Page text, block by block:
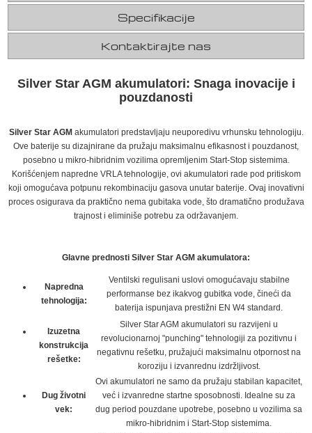
Specifikacije
Kontaktirajte nas
Silver Star AGM akumulatori: Snaga inovacije i
pouzdanosti
Silver Star AGM akumulatori predstavljaju neuporedivu vrhunsku tehnologiju.
Ove baterije su dizajnirane da pružaju maksimalnu efikasnost i pouzdanost,
posebno u mikro-hibridnim vozilima opremljenim Start-Stop sistemima.
Korišćenjem napredne VRLA tehnologije, ovi akumulatori rade pod pritiskom
koji omogućava potpunu rekombinaciju gasova unutar baterije. Ovaj inovativni
proces osigurava da praktično nema gubitaka vode, što dramatično produžava
trajnost i eliminiše potrebu za održavanjem.
Glavne prednosti Silver Star AGM akumulatora:
Napredna
tehnologija:
Ventilski regulisani uslovi omogućavaju stabilne
performanse bez ikakvog gubitka vode, čineći da
baterija ispunjava prestižni EN W4 standard.
Izuzetna
konstrukcija
rešetke:
Silver Star AGM akumulatori su razvijeni u
revolucionarnoj "punching" tehnologiji za pozitivnu i
negativnu rešetku, pružajući maksimalnu otpornost na
koroziju i izvanrednu izdržljivost.
Dug životni
vek:
Ovi akumulatori ne samo da pružaju stabilan kapacitet,
već i izvanredne startne sposobnosti. Idealne su za
dug period pouzdane upotrebe, posebno u vozilima sa
mikro-hibridnim i Start-Stop sistemima.